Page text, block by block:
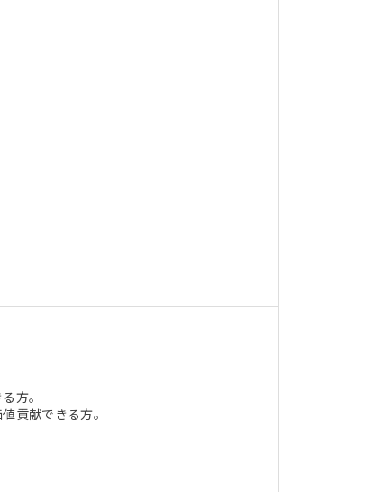
方。
貢献できる方。